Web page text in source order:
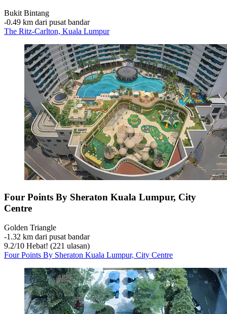
Bukit Bintang
‐0.49 km dari pusat bandar
The Ritz-Carlton, Kuala Lumpur
Four Points By Sheraton Kuala Lumpur, City
Centre
Golden Triangle
‐1.32 km dari pusat bandar
9.2/10 Hebat! (221 ulasan)
Four Points By Sheraton Kuala Lumpur, City Centre